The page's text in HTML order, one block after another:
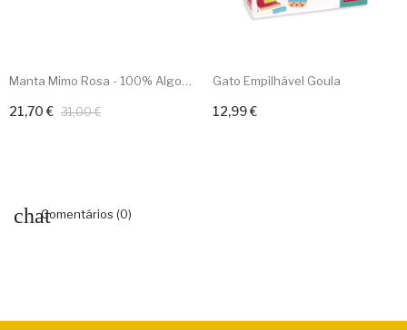
21,70 € 31,00 €
Adicionar ao carrinho
Gato Empilhável Goula
12,99 €Adicionar ao carrinho
Comentários (0)